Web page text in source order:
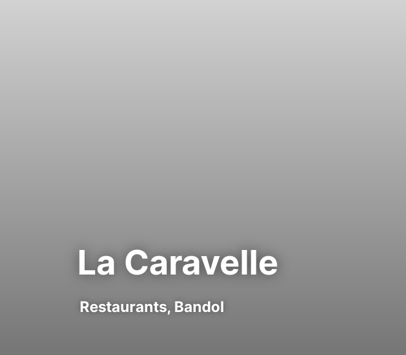
La Caravelle
Restaurants, Bandol